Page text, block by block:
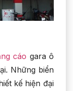
cáo gara ô
Những biển
kế hiện đại